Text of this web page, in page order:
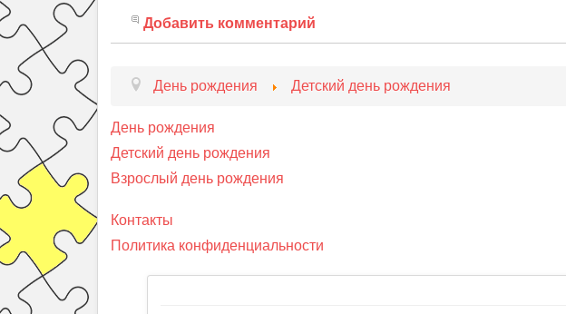
Добавить комментарий
День рождения Детский день рождения
День рождения
Детский день рождения
Взрослый день рождения
Контакты
Политика конфиденциальности